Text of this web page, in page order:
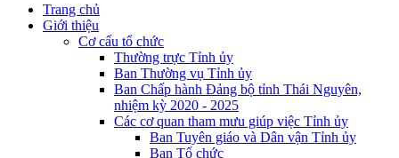
Trang chủ
Giới thiệu
Cơ cấu tổ chức
Thường trực Tỉnh ủy
Ban Thường vụ Tỉnh ủy
Ban Chấp hành Đảng bộ tỉnh Thái Nguyên,
nhiệm kỳ 2020 - 2025
Các cơ quan tham mưu giúp việc Tỉnh ủy
Ban Tuyên giáo và Dân vận Tỉnh ủy
Ban Tổ chức